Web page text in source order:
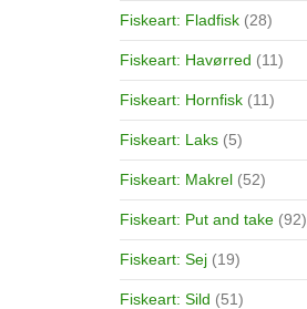
Fiskeart: Fladfisk (28)
Fiskeart: Havørred (11)
Fiskeart: Hornfisk (11)
Fiskeart: Laks (5)
Fiskeart: Makrel (52)
Fiskeart: Put and take (92)
Fiskeart: Sej (19)
Fiskeart: Sild (51)